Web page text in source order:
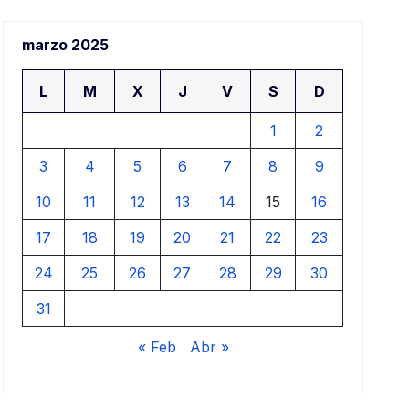
marzo 2025
L M X J V S D
1
2
3
4 5 6 7 8
9
10
11 12 13 14 15
16
17
18 19 20 21 22
23
24
25 26 27 28 29
30
31
« Feb Abr »